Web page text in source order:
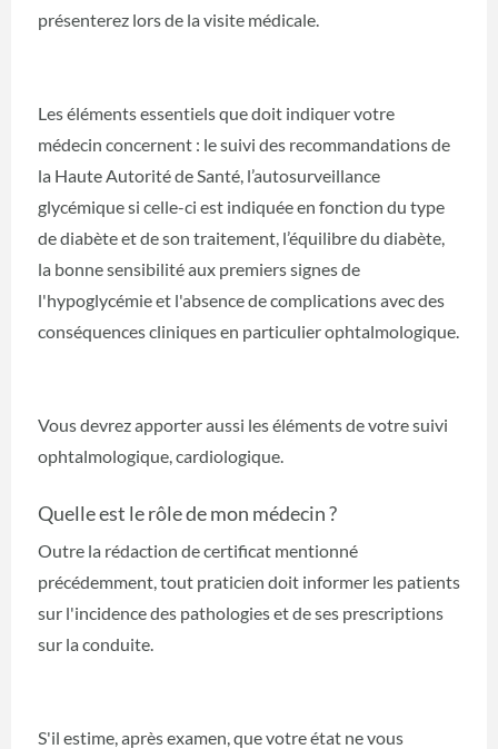
présenterez lors de la visite médicale.
Les éléments essentiels que doit indiquer votre
médecin concernent : le suivi des recommandations de
la Haute Autorité de Santé, l’autosurveillance
glycémique si celle-ci est indiquée en fonction du type
de diabète et de son traitement, l’équilibre du diabète,
la bonne sensibilité aux premiers signes de
l'hypoglycémie et l'absence de complications avec des
conséquences cliniques en particulier ophtalmologique.
Vous devrez apporter aussi les éléments de votre suivi
ophtalmologique, cardiologique.
Quelle est le rôle de mon médecin ?
Outre la rédaction de certificat mentionné
précédemment, tout praticien doit informer les patients
sur l'incidence des pathologies et de ses prescriptions
sur la conduite.
S'il estime, après examen, que votre état ne vous